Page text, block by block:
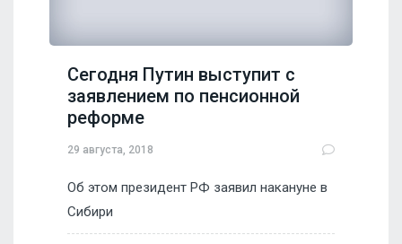
Сегодня Путин выступит с
заявлением по пенсионной
реформе
29 августа, 2018
Об этом президент РФ заявил накануне в
Сибири